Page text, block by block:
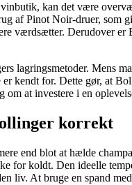
kan det være
af Pinot Noir-druer, som
værdsætter. Derudover
lagringsmetoder. Mens
er kendt for. Dette gør, at
om at investere i en
korrekt
end blot at hælde
for koldt. Den ideelle
liv. At bruge en spand